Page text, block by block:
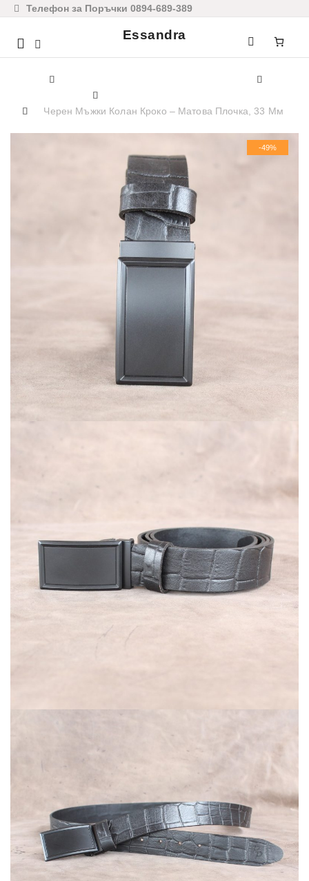
Телефон за Поръчки 0894-689-389
Mobile
Essandra
Черен Мъжки Колан Кроко – Матова Плочка, 33 Мм
-49%